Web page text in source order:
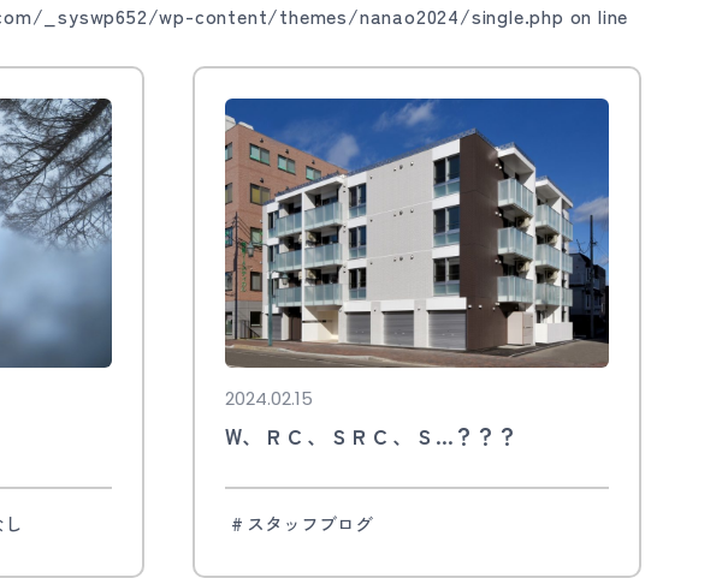
_syswp652/wp-content/themes/nanao2024/single.php on line
2024.02.15
W、ＲＣ、ＳＲＣ、Ｓ…？？？
スタッフブログ